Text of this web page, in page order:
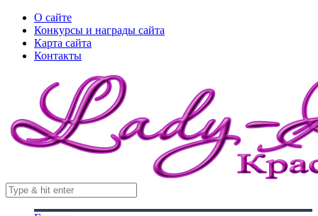
О сайте
Конкурсы и награды сайта
Карта сайта
Контакты